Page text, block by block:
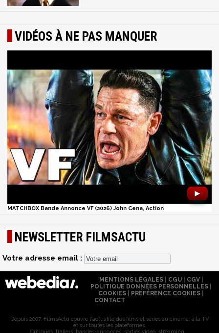
VIDÉOS À NE PAS MANQUER
►
MATCHBOX Bande Annonce VF (2026) John Cena, Action
NEWSLETTER FILMSACTU
Votre adresse email :
MENTIONS LÉGALES| CGU| CGV|
POLITIQUE DONNÉES PERSONNELLES
COOKIES
PRÉFÉRENCE COOKIES
CONTACT
Depuis 2007, FilmsActu couvre l'actualité des films et séries au cinéma, à la TV
et sur toutes les plateformes.
Critiques, trailers, bandes-annonces, sorties vidéo, streaming...